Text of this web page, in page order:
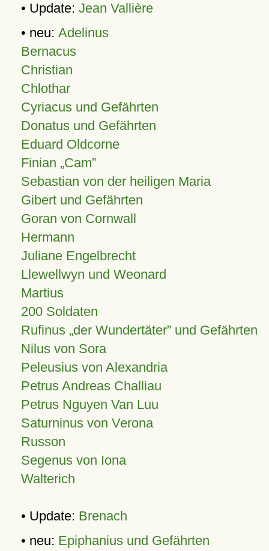
• Update: Jean Vallière
• neu: Adelinus
Bernacus
Christian
Chlothar
Cyriacus und Gefährten
Donatus und Gefährten
Eduard Oldcorne
Finian Cam
Sebastian von der heiligen Maria
Gibert und Gefährten
Goran von Cornwall
Hermann
Juliane Engelbrecht
Llewellwyn und Weonard
Martius
200 Soldaten
Rufinus „der Wundertäter” und Gefährten
Nilus von Sora
Peleusius von Alexandria
Petrus Andreas Challiau
Petrus Nguyen Van Luu
Saturninus von Verona
Russon
Segenus von Iona
Walterich
• Update: Brenach
• neu: Epiphanius und Gefährten